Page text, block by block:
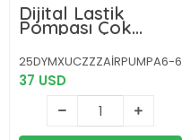
Dijital Lastik
Pompası Çok
Amaçlı Taşınabilir
Kompresör
25DYMXUCZZZAİRPUMPA6-6
37 USD